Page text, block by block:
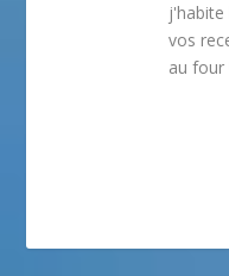
j'habite
vos
au four